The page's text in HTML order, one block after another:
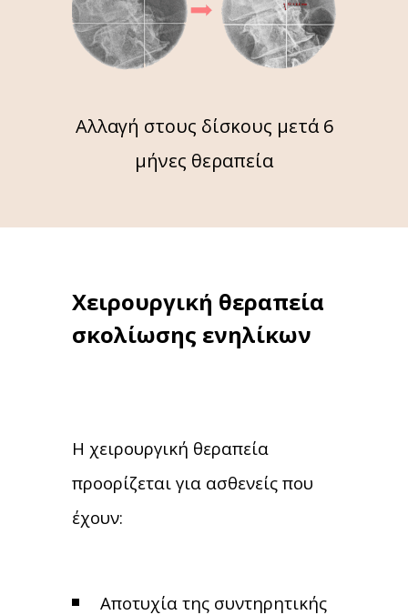
Αλλαγή στους δίσκους μετά 6
μήνες θεραπεία
Χειρουργική θεραπεία
σκολίωσης ενηλίκων
Η χειρουργική θεραπεία
προορίζεται για ασθενείς που
έχουν:
Αποτυχία της συντηρητικής